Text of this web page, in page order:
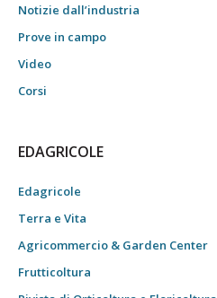
Notizie dall’industria
Prove in campo
Video
Corsi
EDAGRICOLE
Edagricole
Terra e Vita
Agricommercio & Garden Center
Frutticoltura